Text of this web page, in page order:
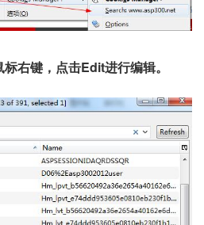
右键，点击Edit进行编辑。